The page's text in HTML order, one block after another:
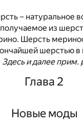
– натуральное
из
Шерсть
шерстью
Здесь и далее прим.
Глава 2
Новые моды